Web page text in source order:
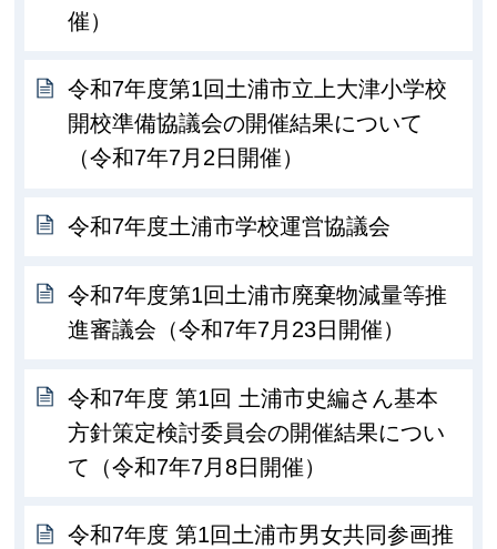
催）
令和7年度第1回土浦市立上大津小学校
開校準備協議会の開催結果について
（令和7年7月2日開催）
令和7年度土浦市学校運営協議会
令和7年度第1回土浦市廃棄物減量等推
進審議会（令和7年7月23日開催）
令和7年度 第1回 土浦市史編さん基本
方針策定検討委員会の開催結果につい
て（令和7年7月8日開催）
令和7年度 第1回土浦市男女共同参画推